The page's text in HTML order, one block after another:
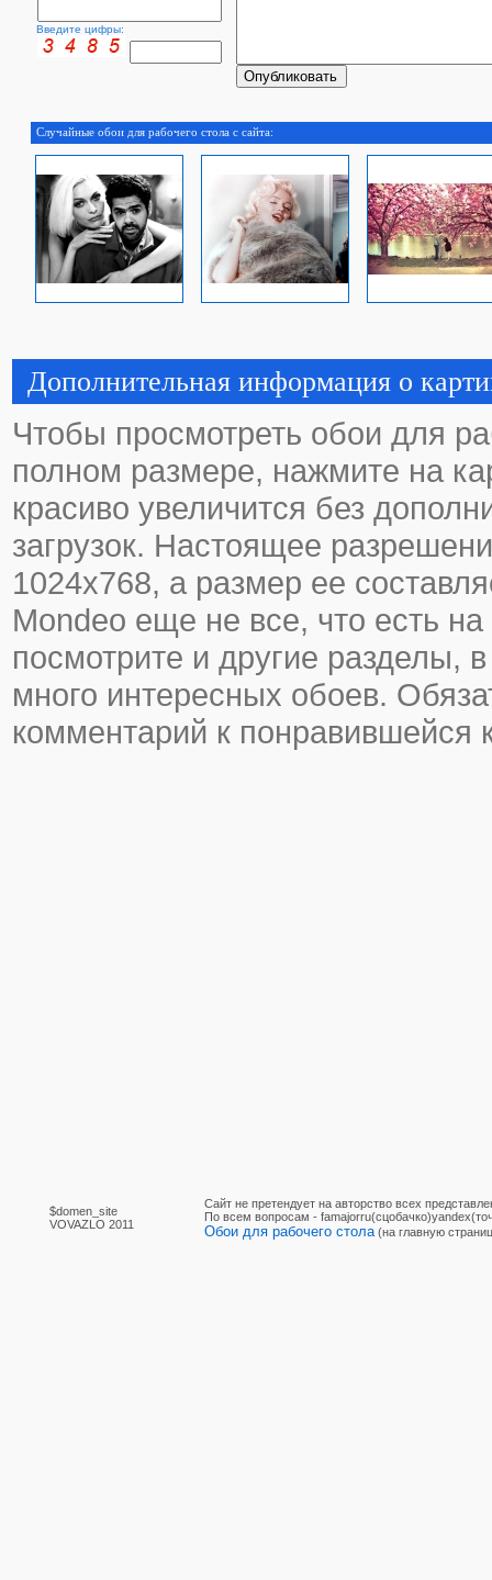
Введите цифры:
Случайные обои для рабочего стола с сайта:
Дополнительная информация о
Чтобы просмотреть обои для
полном размере, нажмите на
красиво увеличится без
загрузок. Настоящее
1024х768, а размер ее
Mondeo еще не все, что есть на
посмотрите и другие разделы,
много интересных обоев.
комментарий к понравившейся
$domen_site
VOVAZLO 2011
Сайт не претендует на авторство всех
По вcем вопросам -
Обои для рабочего стола (на главную